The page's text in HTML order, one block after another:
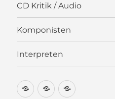
CD Kritik / Audio
Komponisten
Interpreten
Newsletter
KontaktImpressum